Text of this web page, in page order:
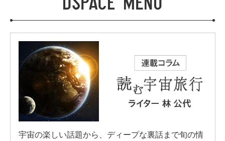
宇宙の楽しい話題から、ディープな裏話まで旬の情